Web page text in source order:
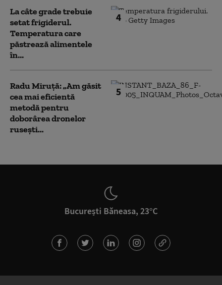
4
La câte grade trebuie
setat frigiderul.
Temperatura care
păstrează alimentele
în...
5
Radu Miruță: „Am găsit
cea mai eficientă
metodă pentru
doborârea dronelor
rusești...
București Băneasa, 23°C